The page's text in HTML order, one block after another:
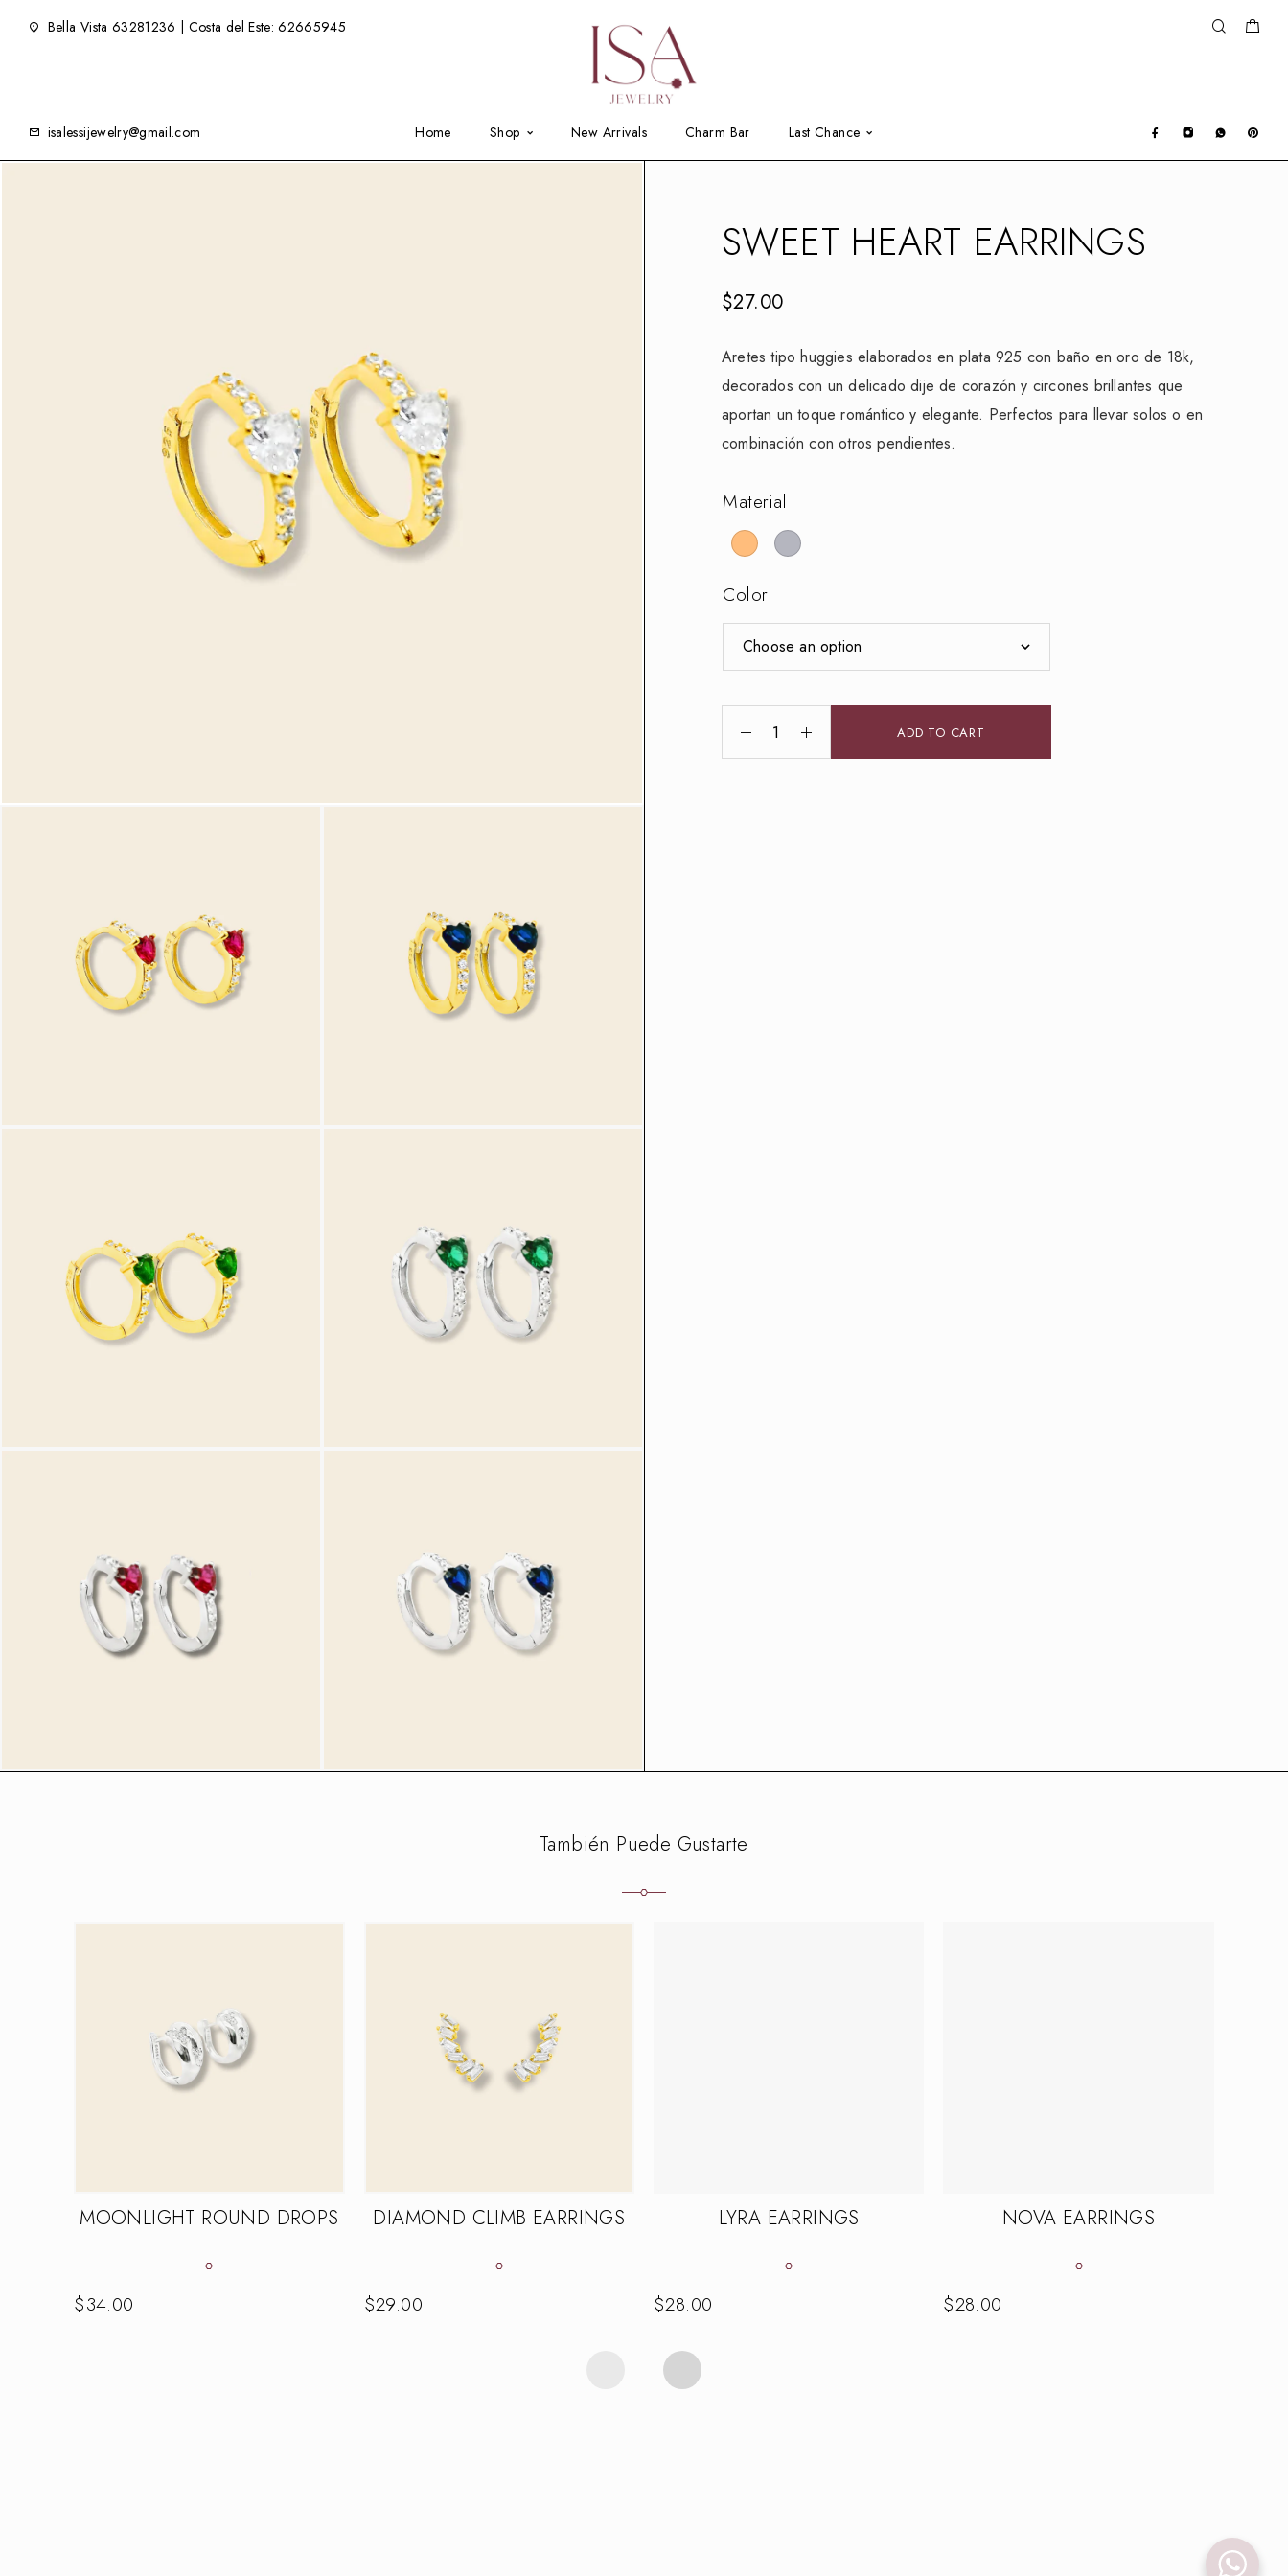
Bella Vista 63281236 | Costa del Este: 62665945
isalessijewelry@gmail.com Home Shop New Arrivals Charm Bar Last Chance
SWEET HEART EARRINGS
$27.00
Aretes tipo huggies elaborados en plata 925 con baño en oro de 18k,
decorados con un delicado dije de corazón y circones brillantes que
aportan un toque romántico y elegante. Perfectos para llevar solos o en
combinación con otros pendientes.
Material
Color
ADD TO CART
También Puede Gustarte
MOONLIGHT ROUND DROPS
$34.00
DIAMOND CLIMB EARRINGS
$29.00
LYRA EARRINGS
$28.00
NOVA EARRINGS
$28.00